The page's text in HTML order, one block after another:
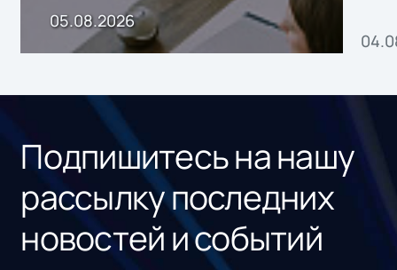
05.08.2026
Подпишитесь на нашу
рассылку последних
новостей и событий